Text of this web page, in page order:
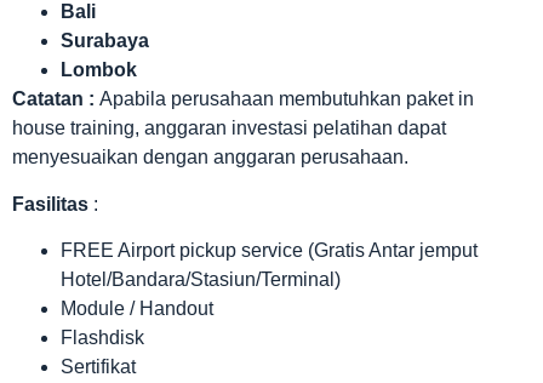
Bali
Surabaya
Lombok
Catatan : Apabila perusahaan membutuhkan paket in
house training, anggaran investasi pelatihan dapat
menyesuaikan dengan anggaran perusahaan.
Fasilitas :
FREE Airport pickup service (Gratis Antar jemput
Hotel/Bandara/Stasiun/Terminal)
Module / Handout
Flashdisk
Sertifikat